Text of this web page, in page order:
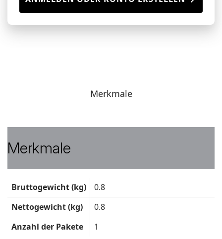
Merkmale
Merkmale
Daten
Bruttogewicht (kg)
0.8
Nettogewicht (kg)
0.8
Anzahl der Pakete
1